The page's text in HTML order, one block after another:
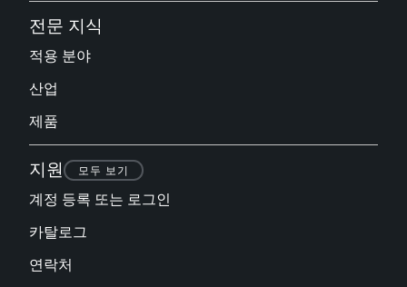
전문 지식
적용 분야
산업
제품
지원 모두 보기
계정 등록 또는 로그인
카탈로그
연락처